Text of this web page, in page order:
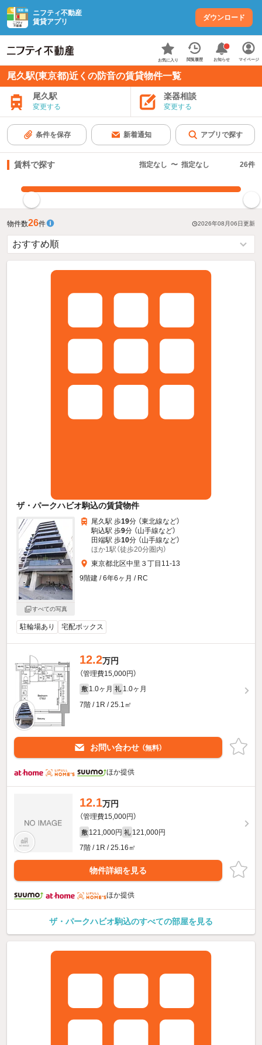
ニフティ不動産
賃貸アプリ
ダウンロード
お気に入り 閲覧履歴 お知らせ マイページ
尾久駅(東京都)近くの防音の賃貸物件一覧
尾久駅
変更する
楽器相談
変更する
条件を保存 新着通知 アプリで探す
賃料で探す 指定なし 〜 指定なし 26件
物件数26件 2026年08月06日更新
ザ・パークハビオ駒込の賃貸物件
すべての写真
尾久駅 歩19分 （東北線など）
駒込駅 歩9分 （山手線など）
田端駅 歩10分 （山手線など）
ほか1駅（徒歩20分圏内）
東京都北区中里３丁目11-13
9階建 / 6年6ヶ月 / RC
駐輪場あり 宅配ボックス
12.2万円
（管理費15,000円）
敷 1.0ヶ月 礼 1.0ヶ月
7階 / 1R / 25.1㎡
お問い合わせ （無料）
ほか提供
12.1万円
（管理費15,000円）
敷 121,000円 礼 121,000円
7階 / 1R / 25.16㎡
物件詳細を見る
ほか提供
ザ・パークハビオ駒込のすべての部屋を見る